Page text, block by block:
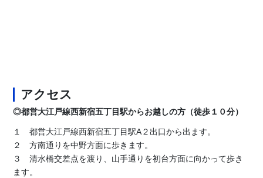
アクセス
◎都営大江戸線西新宿五丁目駅からお越しの方（徒歩１０分）
１ 都営大江戸線西新宿五丁目駅A２出口から出ます。
２ 方南通りを中野方面に歩きます。
３ 清水橋交差点を渡り、山手通りを初台方面に向かって歩き
ます。